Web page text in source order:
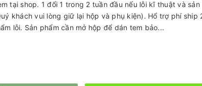
tại shop. 1 đổi 1 trong 2 tuần đầu nếu lỗi kĩ thuật và sản
khách vui lòng giữ lại hộp và phụ kiện). Hổ trợ phí ship
lỗi. Sản phẩm cần mở hộp để dán tem bảo...